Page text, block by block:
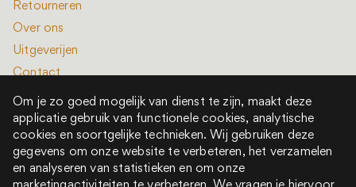
Retourneren
Over ons
Uitgeverijen
Contact
Alle rechten voorbehouden © 2022 - 2026
Om je zo goed mogelijk van dienst te zijn, maakt deze
applicatie gebruik van functionele cookies, analytische
cookies en soortgelijke technieken. Wij gebruiken deze
gegevens om onze website te verbeteren, het verzamelen
en analyseren van statistieken en om onze